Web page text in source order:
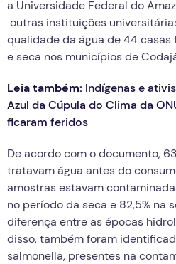
a Universidade Federal do
outras instituições
qualidade da água de 44
e seca nos municípios de
Leia também: Indígenas e
Azul da Cúpula do Clima da
ficaram feridos
De acordo com o documento,
tratavam água antes do
amostras estavam
no período da seca e 82,5% na
diferença entre as épocas
disso, também foram
salmonella, presentes na